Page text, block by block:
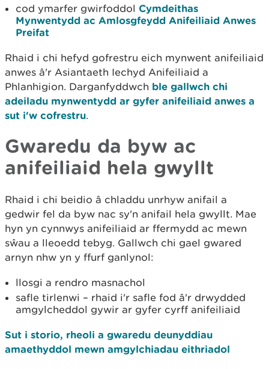
cod ymarfer gwirfoddol Cymdeithas
Mynwentydd ac Amlosgfeydd Anifeiliaid Anwes
Preifat
Rhaid i chi hefyd gofrestru eich mynwent anifeiliaid
anwes â'r Asiantaeth Iechyd Anifeiliaid a
Phlanhigion. Darganfyddwch ble gallwch chi
adeiladu mynwentydd ar gyfer anifeiliaid anwes a
sut i'w cofrestru.
Gwaredu da byw ac
anifeiliaid hela gwyllt
Rhaid i chi beidio â chladdu unrhyw anifail a
gedwir fel da byw nac sy'n anifail hela gwyllt. Mae
hyn yn cynnwys anifeiliaid ar ffermydd ac mewn
sŵau a lleoedd tebyg. Gallwch chi gael gwared
arnyn nhw yn y ffurf ganlynol:
llosgi a rendro masnachol
safle tirlenwi – rhaid i'r safle fod â'r drwydded
amgylcheddol gywir ar gyfer cyrff anifeiliaid
Sut i storio, rheoli a gwaredu deunyddiau
amaethyddol mewn amgylchiadau eithriadol